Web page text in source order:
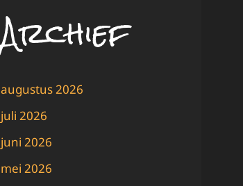
Archief
augustus 2026
juli 2026
juni 2026
mei 2026